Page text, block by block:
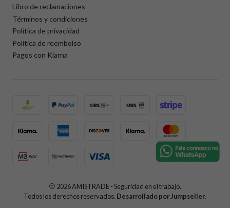
Libro de reclamaciones
Términos y condiciones
Política de privacidad
Política de reembolso
Pagos con Klarna
2026 AMISTRADE - Seguridad en el trabajo.
Todos los derechos reservados. Desarrollado por Jumpseller.